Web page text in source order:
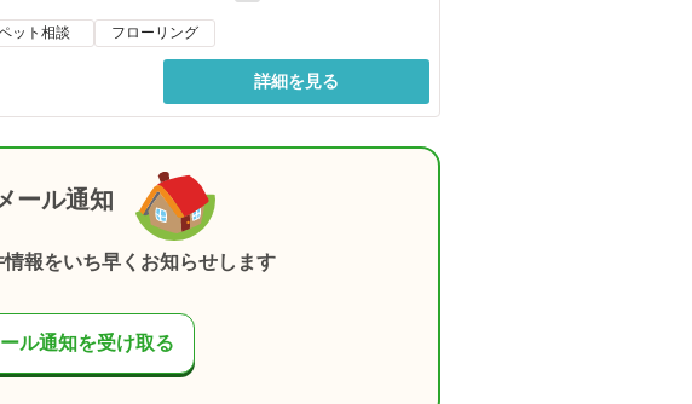
ット相談 フローリング
詳細を見る
ール通知
報をいち早くお知らせします
ル通知を受け取る